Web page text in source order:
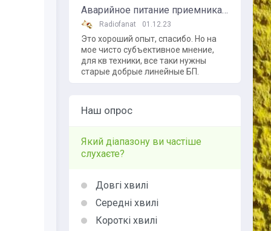
Аварийное питание приемника от внешнего аккумулятора
Radiofanat 01.12.23
Это хороший опыт, спасибо. Но на
мое чисто субъективное мнение,
для кв техники, все таки нужны
старые добрые линейные БП.
Наш опрос
Який діапазону ви частіше
слухаєте?
Довгі хвилі
Середні хвилі
Короткі хвилі